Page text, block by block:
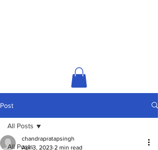
Post
All Posts
All Posts
chandrapratapsingh
Apr 3, 2023 2 min read